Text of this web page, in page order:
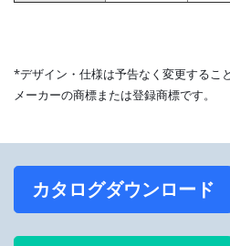
*デザイン・仕様は予告なく変更するこ
メーカーの商標または登録商標です。
カタログダウンロード